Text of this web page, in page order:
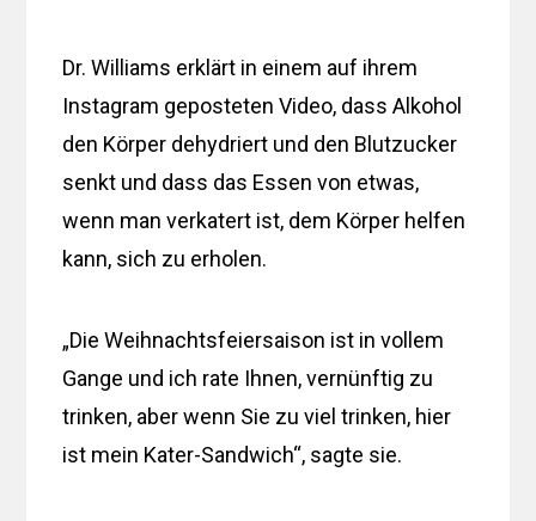
Dr. Williams erklärt in einem auf ihrem
Instagram geposteten Video, dass Alkohol
den Körper dehydriert und den Blutzucker
senkt und dass das Essen von etwas,
wenn man verkatert ist, dem Körper helfen
kann, sich zu erholen.
„Die Weihnachtsfeiersaison ist in vollem
Gange und ich rate Ihnen, vernünftig zu
trinken, aber wenn Sie zu viel trinken, hier
ist mein Kater-Sandwich“, sagte sie.